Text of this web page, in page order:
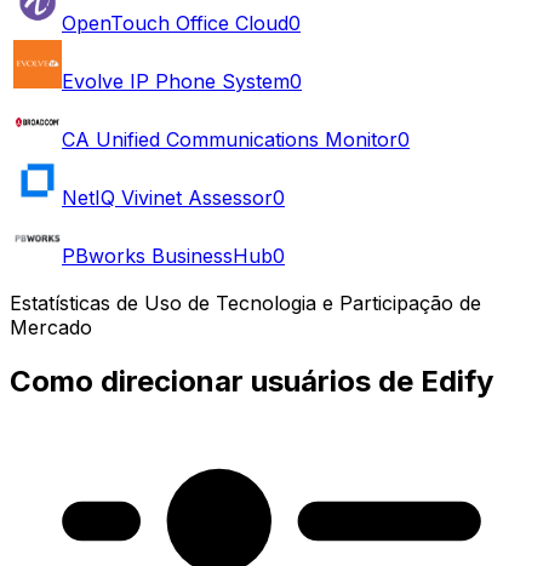
OpenTouch Office Cloud0
Evolve IP Phone System0
CA Unified Communications Monitor0
NetIQ Vivinet Assessor0
PBworks BusinessHub0
Estatísticas de Uso de Tecnologia e Participação de
Mercado
Como direcionar usuários de Edify